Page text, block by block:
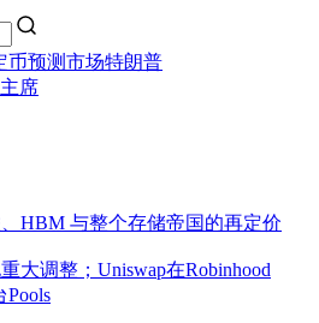
币预测市场特朗普
席
HBM 与整个存储帝国的再定价
大调整；Uniswap在Robinhood
Pools